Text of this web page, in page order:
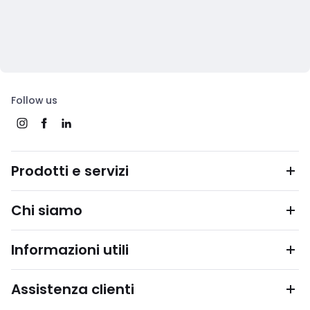
Follow us
Prodotti e servizi
Chi siamo
Informazioni utili
Assistenza clienti